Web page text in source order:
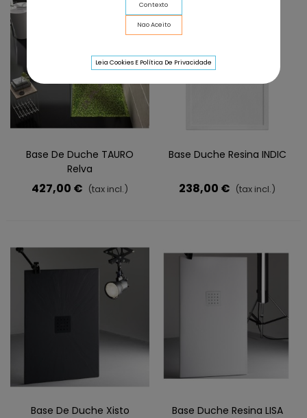
Contexto
Nao Aceito
Leia Cookies E Política De Privacidade
Base De Duche TAURO
Relva
427,00 € (tax incl.)
Base Duche Resina INDIC
238,00 € (tax incl.)
Base De Duche Xisto Base Duche Resina LISA